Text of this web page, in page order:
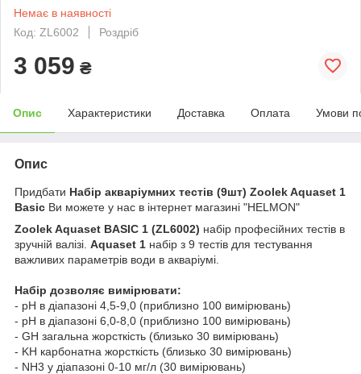
Немає в наявності
Код: ZL6002
Роздріб
3 059 ₴
Опис Характеристики Доставка Оплата Умови
Опис
Придбати Набір акваріумних тестів (9шт) Zoolek Aquaset 1
Basic Ви можете у нас в інтернет магазині "HELMON"
Zoolek Aquaset BASIC 1 (ZL6002) набір професійних тестів в
зручній валізі. Aquaset 1 набір з 9 тестів для тестування
важливих параметрів води в акваріумі.
Набір дозволяє вимірювати:
- рН в діапазоні 4,5-9,0 (приблизно 100 вимірювань)
- рН в діапазоні 6,0-8,0 (приблизно 100 вимірювань)
- GH загальна жорсткість (близько 30 вимірювань)
- KH карбонатна жорсткість (близько 30 вимірювань)
- NH3 у діапазоні 0-10 мг/л (30 вимірювань)